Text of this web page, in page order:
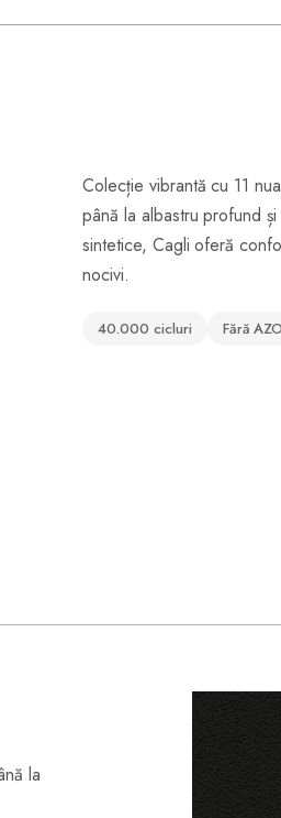
Colecție vibrantă cu 11
până la albastru profund
sintetice, Cagli oferă
nocivi.
40.000 cicluri Fără AZO
la